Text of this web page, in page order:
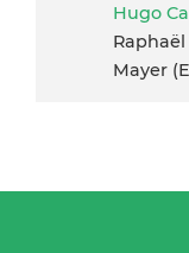
Hugo
Mayer